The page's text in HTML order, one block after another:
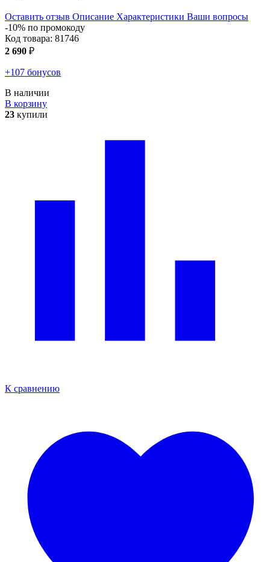
Оставить отзыв Описание Характеристики Ваши вопросы
-10% по промокоду
Код товара: 81746
2 690 ₽
+107 бонусов
В наличии
В корзину
23 купили
К сравнению